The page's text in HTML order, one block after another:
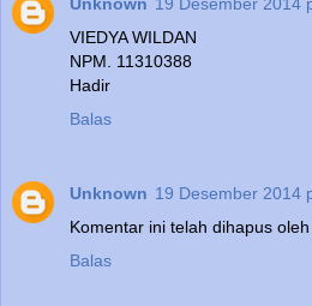
VIEDYA WILDAN
NPM. 11310388
Hadir
Balas
Unknown 19 Desember 2014
Komentar ini telah dihapus oleh
Balas